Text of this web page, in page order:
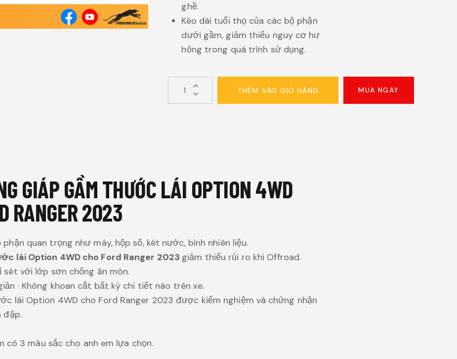
ghề.
Kéo dài tuổi thọ của các bộ phận
dưới gầm, giảm thiểu nguy cơ hư
hỏng trong quá trình sử dụng.
THÊM VÀO GIỎ HÀNG MUA NGAY
GIÁP GẦM THƯỚC LÁI OPTION 4WD
RANGER 2023
phận quan trọng như máy, hộp số, két nước, bình nhiên liệu.
lái Option 4WD cho Ford Ranger 2023 giảm thiểu rủi ro khi Offroad.
sét với lớp sơn chống ăn mòn.
· Không khoan cắt bất kỳ chi tiết nào trên xe.
lái Option 4WD cho Ford Ranger 2023 được kiểm nghiệm và chứng nhận
đập.
có 3 màu sắc cho anh em lựa chọn.